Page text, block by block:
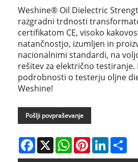
Weshine® Oil Dielectric
razgradni trdnosti
certifikatom CE, visoko
natančnostjo, izumljen in
nacionalnimi standardi, na
rešitev za električno testiranje.
podrobnosti o testerju oljne
Weshine!
Pošlji povpraševanje
Facebook
X WhatsAppPinterestLinkedIn